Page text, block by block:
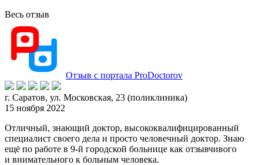
Весь отзыв
Отзыв с портала ProDoctorov
г. Саратов, ул. Московская, 23 (поликлиника)
15 ноября 2022
Отличный, знающий доктор, высококвалифицированный
специалист своего дела и просто человечный доктор. Знаю
ещё по работе в 9-й городской больнице как отзывчивого
и внимательного к больным человека.